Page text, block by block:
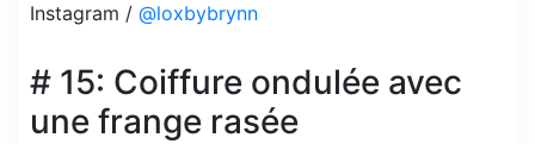
Instagram / @loxbybrynn
# 15: Coiffure ondulée avec
une frange rasée